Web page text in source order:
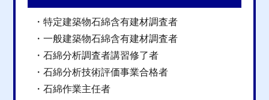
・特定建築物石綿含有建材調査者
・一般建築物石綿含有建材調査者
・石綿分析調査者講習修了者
・石綿分析技術評価事業合格者
・石綿作業主任者